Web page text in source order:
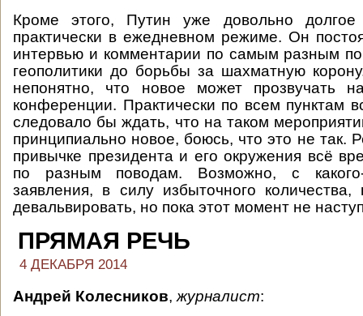
Кроме этого, Путин уже довольно долгое
практически в ежедневном режиме. Он
интервью и комментарии по самым разным
геополитики до борьбы за шахматную
непонятно, что новое может прозвучать
конференции. Практически по всем пунктам
следовало бы ждать, что на таком
принципиально новое, боюсь, что это не так.
привычке президента и его окружения всё
по разным поводам. Возможно, с
заявления, в силу избыточного
девальвировать, но пока этот момент не
ПРЯМАЯ РЕЧЬ
4 ДЕКАБРЯ 2014
Андрей Колесников, журналист: